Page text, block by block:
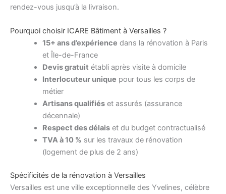
rendez-vous jusqu’à la livraison.
Pourquoi choisir ICARE Bâtiment à Versailles ?
15+ ans d’expérience dans la rénovation à Paris
et Île-de-France
Devis gratuit établi après visite à domicile
Interlocuteur unique pour tous les corps de
métier
Artisans qualifiéset assurés (assurance
décennale)
Respect des délaiset du budget contractualisé
TVA à 10 % sur les travaux de rénovation
(logement de plus de 2 ans)
Spécificités de la rénovation à Versailles
Versailles est une ville exceptionnelle des Yvelines, célèbre